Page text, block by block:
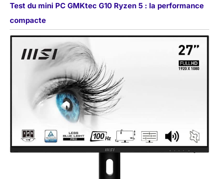
Test du mini PC GMKtec G10 Ryzen 5 : la performance
compacte